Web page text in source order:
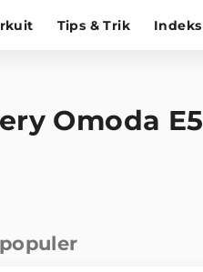
Tips & Trik Indeks
Omoda E5